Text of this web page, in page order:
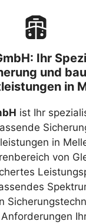
Ihr
und
in
ist Ihr
in
von